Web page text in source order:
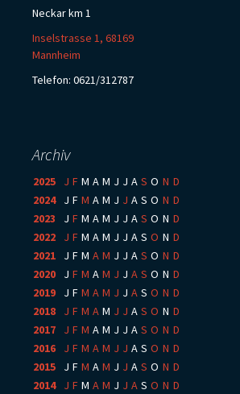
Neckar km 1
Inselstrasse 1, 68169
Mannheim
Telefon: 0621/312787
Archiv
2025 J F M A M J J A S O N D
2024: J F M A M J J A S O N D
2023
J F M A M J J A S O N D
2022
J F M A M J J A S O N D
2021
J F M A M J J A S O N D
2020
J F M A M J J A S O N D
2019
J F M A M J J A S O N D
2018
J F M A M J J A S O N D
2017
J F M A M J J A S O N D
2016
J F M A M J J A S O N D
2015
J F M A M J J A S O N D
2014: J F M A M J J A S O N D